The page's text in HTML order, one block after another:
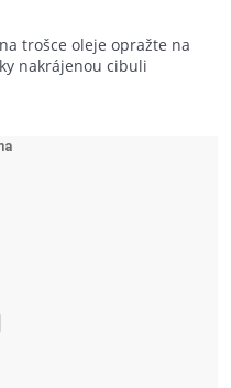
trošce oleje opražte na
nakrájenou cibuli